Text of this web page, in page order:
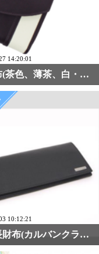
14:20:01
長財布(茶色、薄茶、白・・・
10:12:21
黒の長財布(カルバンクライン)